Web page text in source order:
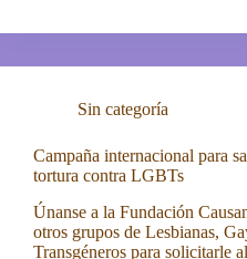
Sin categoría
Campaña internacional para
tortura contra LGBTs
Únanse a la Fundación
otros grupos de Lesbianas,
Transgéneros para solicitarle